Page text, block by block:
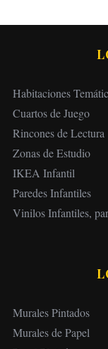
Habitaciones
Cuartos de Juego
Rincones de Lectura
Zonas de Estudio
IKEA Infantil
Paredes Infantiles
Vinilos Infantiles,
Murales Pintados
Murales de Papel